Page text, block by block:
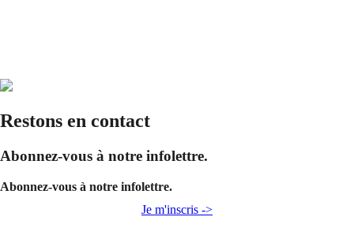
Restons en contact
Abonnez-vous à notre infolettre.
Abonnez-vous à notre infolettre.
Je m'inscris ->